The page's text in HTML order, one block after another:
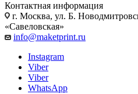
Контактная информация
г. Москва, ул. Б.
«Савеловская»
info@maketprint.ru
Instagram
Viber
Viber
WhatsApp